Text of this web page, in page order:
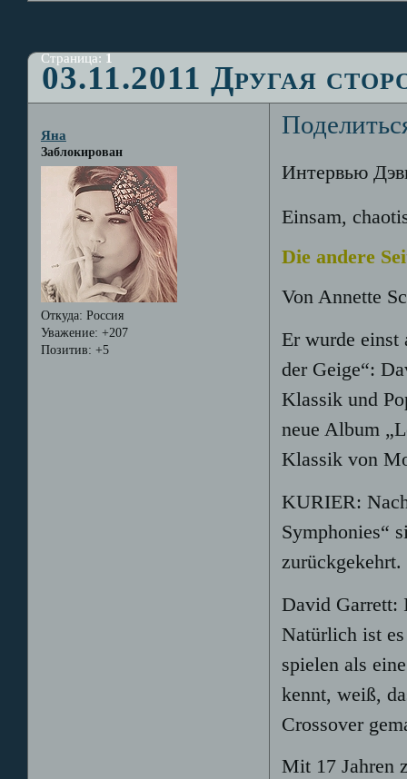
03.11.2011 Другая
Страница:1
Яна
Заблокирован
Откуда: Россия
Уважение: +207
Позитив: +5
Интервью
Einsam,
Die andere
Von Annette
Er wurde einst
der Geige“:
Klassik und
neue Album
Klassik von
KURIER:
Symphonies“
zurückgekehrt.
David Garrett:
Natürlich ist
spielen als
kennt, weiß,
Crossover
Mit 17 Jahren